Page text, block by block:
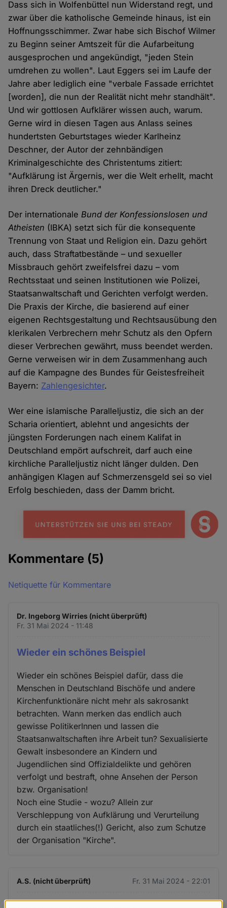
Dass sich in Wolfenbüttel nun Widerstand regt, und
zwar über die katholische Gemeinde hinaus, ist ein
Hoffnungsschimmer. Zwar habe sich Bischof Wilmer
zu Beginn seiner Amtszeit für die Aufarbeitung
ausgesprochen und angekündigt, "jeden Stein
umdrehen zu wollen". Laut Eggers sei im Laufe der
Jahre aber lediglich eine "verbale Fassade errichtet
[worden], die nun der Realität nicht mehr standhält".
Und wir gottlosen Aufklärer wissen auch, warum.
Gerne wird in diesen Tagen aus Anlass seines
hundertsten Geburtstages wieder Karlheinz
Deschner, der Autor der zehnbändigen
Kriminalgeschichte des Christentums zitiert:
"Aufklärung ist Ärgernis, wer die Welt erhellt, macht
ihren Dreck deutlicher."
Der internationaleBund der Konfessionslosen und
Atheisten (IBKA) setzt sich für die konsequente
Trennung von Staat und Religion ein. Dazu gehört
auch, dass Straftatbestände – und sexueller
Missbrauch gehört zweifelsfrei dazu – vom
Rechtsstaat und seinen Institutionen wie Polizei,
Staatsanwaltschaft und Gerichten verfolgt werden.
Die Praxis der Kirche, die basierend auf einer
eigenen Rechtsgestaltung und Rechtsausübung den
klerikalen Verbrechern mehr Schutz als den Opfern
dieser Verbrechen gewährt, muss beendet werden.
Gerne verweisen wir in dem Zusammenhang auch
auf die Kampagne des Bundes für Geistesfreiheit
Bayern: Zahlengesichter.
Wer eine islamische Paralleljustiz, die sich an der
Scharia orientiert, ablehnt und angesichts der
jüngsten Forderungen nach einem Kalifat in
Deutschland empört aufschreit, darf auch eine
kirchliche Paralleljustiz nicht länger dulden. Den
anhängigen Klagen auf Schmerzensgeld sei so viel
Erfolg beschieden, dass der Damm bricht.
Kommentare (5)
Netiquette für Kommentare
Dr. Ingeborg Wirries (nicht überprüft)
Fr. 31 Mai 2024 - 11:48
Wieder ein schönes Beispiel
Wieder ein schönes Beispiel dafür, dass die
Menschen in Deutschland Bischöfe und andere
Kirchenfunktionäre nicht mehr als sakrosankt
betrachten. Wann merken das endlich auch
gewisse PolitikerInnen und lassen die
Staatsanwaltschaften ihre Arbeit tun? Sexualisierte
Gewalt insbesondere an Kindern und
Jugendlichen sind Offizialdelikte und gehören
verfolgt und bestraft, ohne Ansehen der Person
bzw. Organisation!
Noch eine Studie - wozu? Allein zur
Verschleppung von Aufklärung und Verurteilung
durch ein staatliches(!) Gericht, also zum Schutze
der Organisation "Kirche".
A.S. (nicht überprüft) Fr. 31 Mai 2024 - 22:01